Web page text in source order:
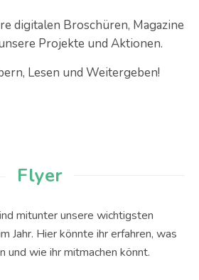
digitalen Broschüren, Magazine
Projekte und Aktionen.
Lesen und Weitergeben!
Flyer
mitunter unsere wichtigsten
Jahr. Hier könnte ihr erfahren, was
und wie ihr mitmachen könnt.